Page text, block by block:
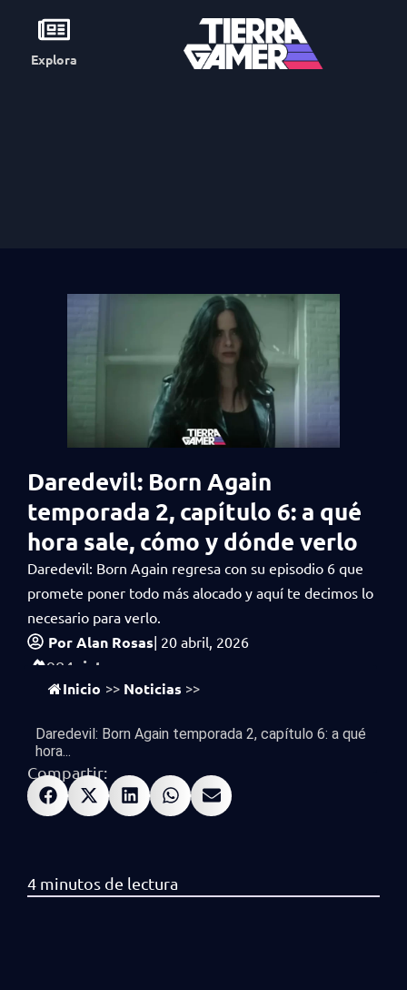
Explora
Daredevil: Born Again
temporada 2, capítulo 6: a qué
hora sale, cómo y dónde verlo
Daredevil: Born Again regresa con su episodio 6 que
promete poner todo más alocado y aquí te decimos lo
necesario para verlo.
PorAlan Rosas| 20 abril, 2026
984 vistas
Inicio >> Noticias >>
Daredevil: Born Again temporada 2, capítulo 6: a qué
hora...
Compartir: